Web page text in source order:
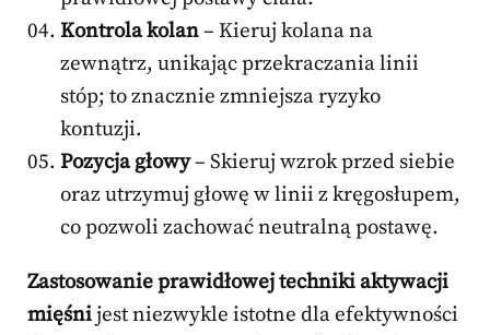
Kontrola kolan– Kieruj kolana na
zewnątrz, unikając przekraczania linii
stóp; to znacznie zmniejsza ryzyko
kontuzji.
Pozycja głowy– Skieruj wzrok przed siebie
oraz utrzymuj głowę w linii z kręgosłupem,
co pozwoli zachować neutralną postawę.
Zastosowanie prawidłowej techniki aktywacji
mięśnijest niezwykle istotne dla efektywności